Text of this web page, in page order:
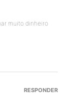
muito dinheiro
RESPONDER